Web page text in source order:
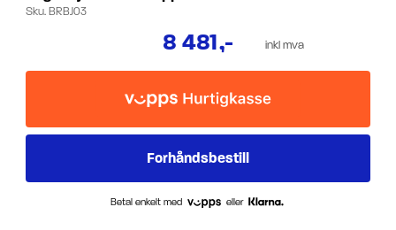
Sku.BRBJ03
8 481,- inkl mva
Betal enkelt med eller